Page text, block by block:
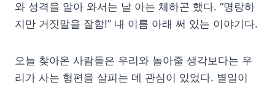
와 성격을 알아 와서는 날 아는 체하곤 했다. “명랑하
지만 거짓말을 잘함!” 내 이름 아래 써 있는 이야기다.
오늘 찾아온 사람들은 우리와 놀아줄 생각보다는 우
리가 사는 형편을 살피는 데 관심이 있었다. 별일이